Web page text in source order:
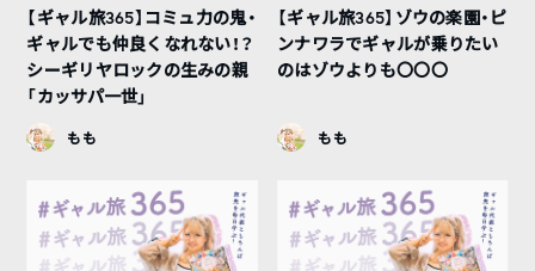
【ギャル旅365】コミュ力の鬼・
ギャルでも仲良くなれない！？
シーギリヤロックの生みの親
「カッサパ一世」
もも
【ギャル旅365】ゾウの楽園・ピ
ンナワラでギャルが乗りたい
のはゾウよりも〇〇〇
もも